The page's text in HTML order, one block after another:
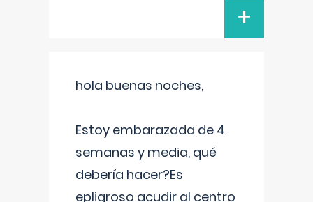
+
hola buenas noches,
Estoy embarazada de 4
semanas y media, qué
debería hacer?Es
epligroso acudir al centro